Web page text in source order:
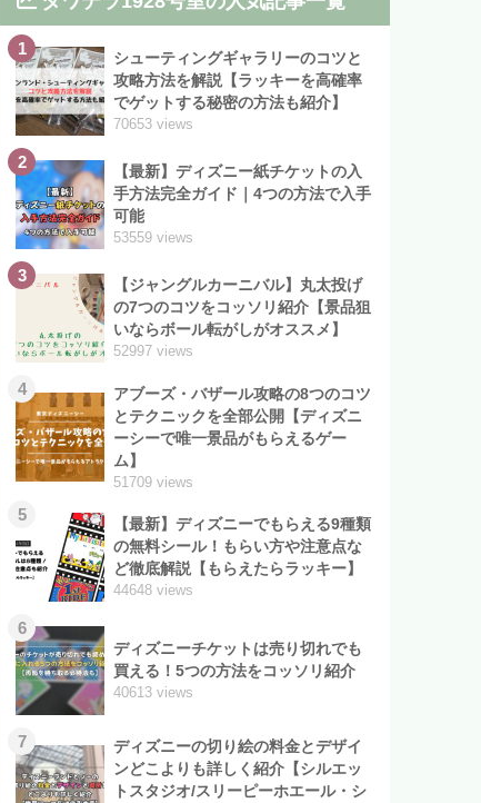
1
シューティングギャラリーのコツと
攻略方法を解説【ラッキーを高確率
でゲットする秘密の方法も紹介】
70653 views
2
【最新】ディズニー紙チケットの入
手方法完全ガイド｜4つの方法で入手
可能
53559 views
3
【ジャングルカーニバル】丸太投げ
の7つのコツをコッソリ紹介【景品狙
いならボール転がしがオススメ】
52997 views
4
アブーズ・バザール攻略の8つのコツ
とテクニックを全部公開【ディズニ
ーシーで唯一景品がもらえるゲー
ム】
51709 views
5
【最新】ディズニーでもらえる9種類
の無料シール！もらい方や注意点な
ど徹底解説【もらえたらラッキー】
44648 views
6
ディズニーチケットは売り切れでも
買える！5つの方法をコッソリ紹介
40613 views
7
ディズニーの切り絵の料金とデザイ
ンどこよりも詳しく紹介【シルエッ
トスタジオ/スリーピーホエール・シ